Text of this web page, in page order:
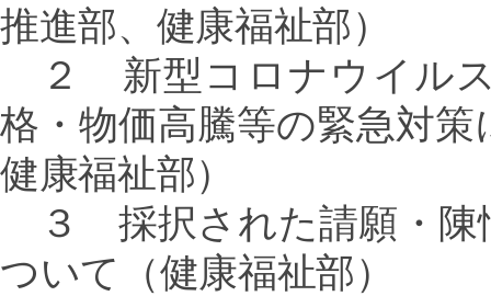
推進部、健康福祉部）
２ 新型コロナウイルス
格・物価高騰等の緊急対
健康福祉部）
３ 採択された請願・陳
ついて（健康福祉部）